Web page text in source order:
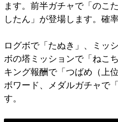
ます。前半ガチャで「のこ
したん」が登場します。確
ログボで「たぬき」、ミッ
ボの塔ミッションで「ねこ
キング報酬で「つばめ（上
ボワード、メダルガチャで
す。